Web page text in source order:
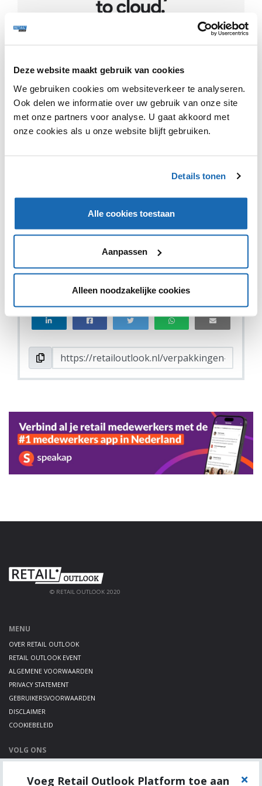
Deze website maakt gebruik van cookies
We gebruiken cookies om websiteverkeer te analyseren.
Ook delen we informatie over uw gebruik van onze site
met onze partners voor analyse. U gaat akkoord met
onze cookies als u onze website blijft gebruiken.
Details tonen
Alle cookies toestaan
Aanpassen
Alleen noodzakelijke cookies
procent van de zendingen in een gesloten systeem
worden verstuurd, waarbij consumenten verpakkingen
moeten retourneren. Er wordt voorgesteld dat
logistieke dienstverleners dit oppakken, waar
consumenten de herbruikbare materialen aan de deur
Europese Raad, die nog geen standpunt heeft
VIND IK LEUK VIND IK LEUK
DEEL DIT IN JOUW NETWERK
© RETAIL OUTLOOK 2020
MENU
OVER RETAIL OUTLOOK
RETAIL OUTLOOK EVENT
ALGEMENE VOORWAARDEN
PRIVACY STATEMENT
GEBRUIKERSVOORWAARDEN
DISCLAIMER
COOKIEBELEID
VOLG ONS
TWITTER
Voeg Retail Outlook Platform toe aan